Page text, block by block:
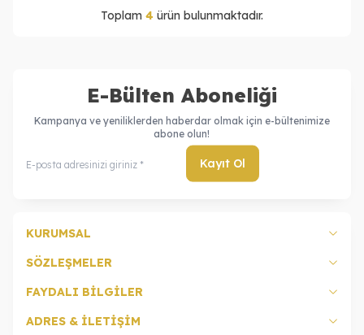
Toplam 4 ürün bulunmaktadır.
E-Bülten Aboneliği
Kampanya ve yeniliklerden haberdar olmak için e-bültenimize
abone olun!
Kayıt Ol
KURUMSAL
SÖZLEŞMELER
FAYDALI BİLGİLER
ADRES & İLETİŞİM